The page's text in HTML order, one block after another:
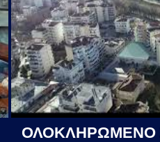
ΟΛΟΚΛΗΡΩΜΕΝΟ